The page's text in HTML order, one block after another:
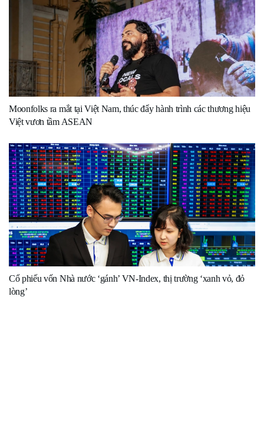
Moonfolks ra mắt tại Việt Nam, thúc đẩy hành trình các thương hiệu
Việt vươn tầm ASEAN
Cổ phiếu vốn Nhà nước ‘gánh’ VN-Index, thị trường ‘xanh vỏ, đỏ
lòng’